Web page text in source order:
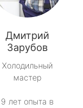
Дмитрий
Зарубов
Холодильный
мастер
9 лет опыта в